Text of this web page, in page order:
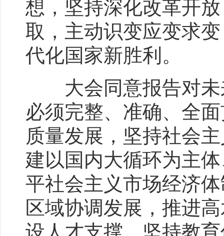
想，坚持深化改革开
取，主动识变应变求
代化国家新胜利。
大会同意报告对未
必须完整、准确、全
质量发展，坚持社会
建以国内大循环为主
平社会主义市场经济
区域协调发展，推进